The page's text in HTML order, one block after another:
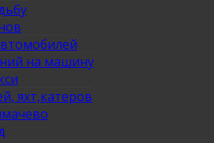
на машину
яхт,катеров